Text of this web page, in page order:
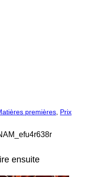
premières Prix
ensuite